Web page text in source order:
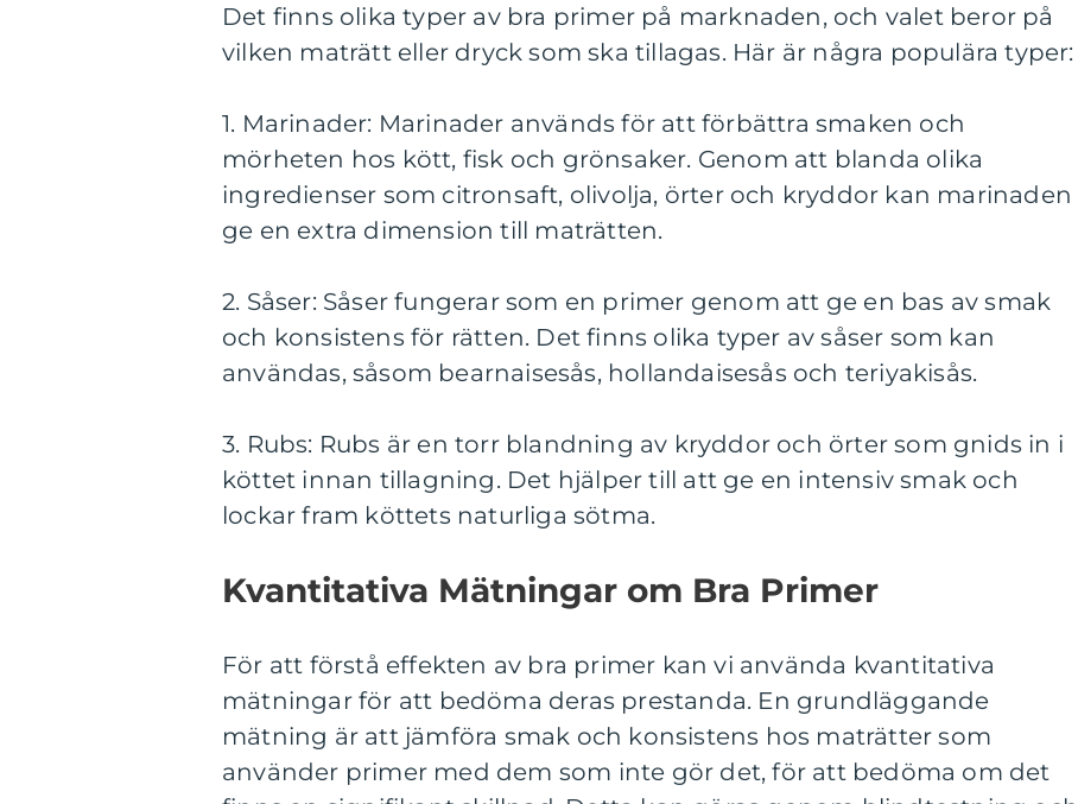
Det finns olika typer av bra primer på marknaden, och valet beror på
vilken maträtt eller dryck som ska tillagas. Här är några populära typer:
1. Marinader: Marinader används för att förbättra smaken och
mörheten hos kött, fisk och grönsaker. Genom att blanda olika
ingredienser som citronsaft, olivolja, örter och kryddor kan marinaden
ge en extra dimension till maträtten.
2. Såser: Såser fungerar som en primer genom att ge en bas av smak
och konsistens för rätten. Det finns olika typer av såser som kan
användas, såsom bearnaisesås, hollandaisesås och teriyakisås.
3. Rubs: Rubs är en torr blandning av kryddor och örter som gnids in i
köttet innan tillagning. Det hjälper till att ge en intensiv smak och
lockar fram köttets naturliga sötma.
Kvantitativa Mätningar om Bra Primer
För att förstå effekten av bra primer kan vi använda kvantitativa
mätningar för att bedöma deras prestanda. En grundläggande
mätning är att jämföra smak och konsistens hos maträtter som
använder primer med dem som inte gör det, för att bedöma om det